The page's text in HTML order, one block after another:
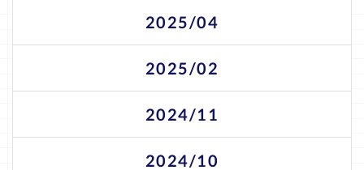
2025/04
2025/02
2024/11
2024/10